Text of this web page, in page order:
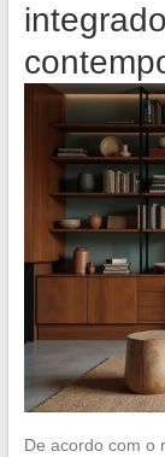
De acordo com o